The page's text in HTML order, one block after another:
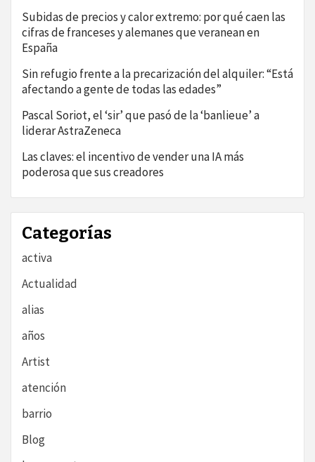
Subidas de precios y calor extremo: por qué caen las
cifras de franceses y alemanes que veranean en
España
Sin refugio frente a la precarización del alquiler: “Está
afectando a gente de todas las edades”
Pascal Soriot, el ‘sir’ que pasó de la ‘banlieue’ a
liderar AstraZeneca
Las claves: el incentivo de vender una IA más
poderosa que sus creadores
Categorías
activa
Actualidad
alias
años
Artist
atención
barrio
Blog